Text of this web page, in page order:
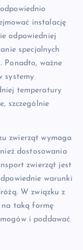
instalację
odpowiedniej
specjalnych
Ponadto, ważne
systemy
temperatury
szczególnie
zwierząt wymaga
dostosowania
zwierząt jest
warunki
W związku z
na taką formę
i poddawać